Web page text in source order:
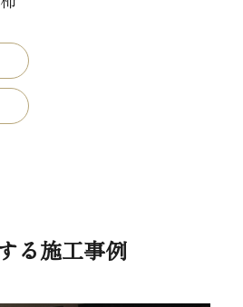
る施工事例